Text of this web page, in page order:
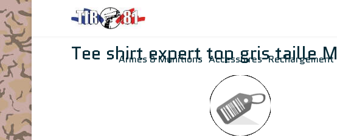
Armes & Munitions Accessoires Rechargement
Tee shirt expert top gris taille M